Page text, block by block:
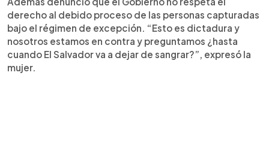
derecho al debido proceso de las personas capturadas
bajo el régimen de excepción. “Esto es dictadura y
nosotros estamos en contra y preguntamos ¿hasta
cuando El Salvador va a dejar de sangrar?”, expresó la
mujer.